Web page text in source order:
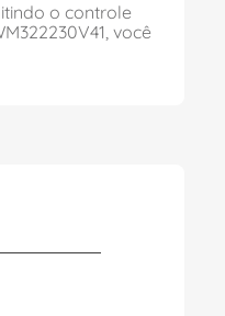
o controle
você